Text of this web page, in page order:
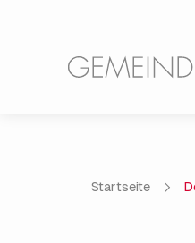
Startseite